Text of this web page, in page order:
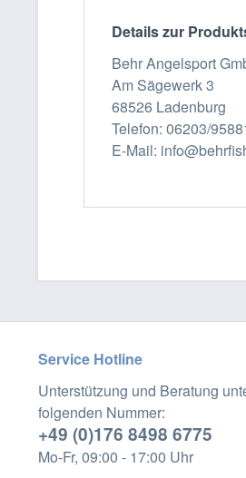
Details zur
Behr Angelsport
Am Sägewerk 3
68526 Ladenburg
Telefon: 06203/
E-Mail:
Service Hotline
Unterstützung und Beratung
folgenden Nummer:
+49 (0)176 8498 6775
Mo-Fr, 09:00 - 17:00 Uhr